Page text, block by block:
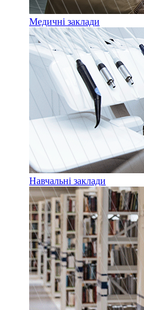
Медичні заклади
Навчальні заклади